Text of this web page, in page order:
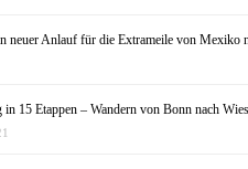
neuer Anlauf für die Extrameile von Mexiko
in 15 Etappen – Wandern von Bonn nach